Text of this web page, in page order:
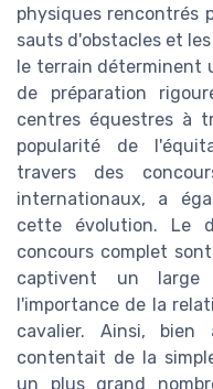
physiques rencontrés
sauts d'obstacles et
le terrain déterminent
de préparation
centres équestres à
popularité de
travers des
internationaux, a
cette évolution. Le
concours complet
captivent un
l'importance de la
cavalier. Ainsi,
contentait de la
un plus grand